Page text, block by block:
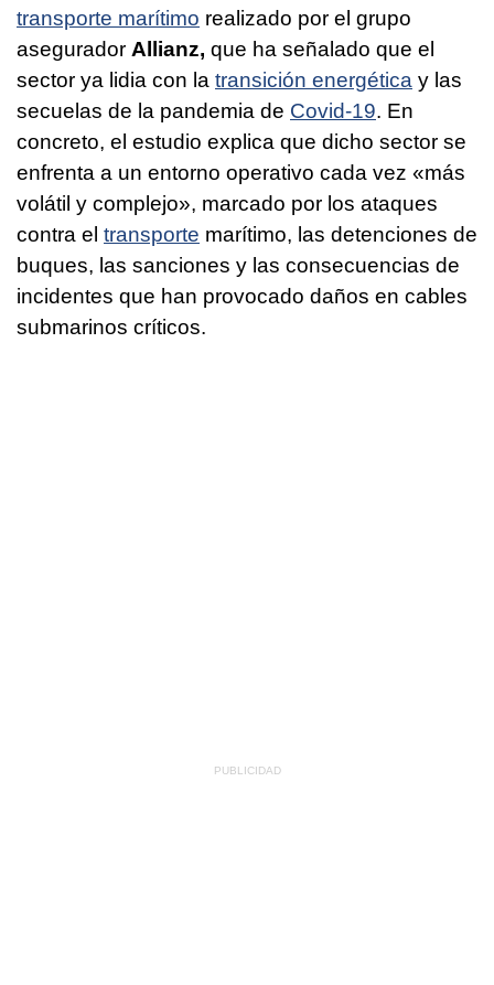
transporte marítimo realizado por el grupo
asegurador Allianz, que ha señalado que el
sector ya lidia con la transición energética y las
secuelas de la pandemia de Covid-19. En
concreto, el estudio explica que dicho sector se
enfrenta a un entorno operativo cada vez «más
volátil y complejo», marcado por los ataques
contra el transporte marítimo, las detenciones de
buques, las sanciones y las consecuencias de
incidentes que han provocado daños en cables
submarinos críticos.